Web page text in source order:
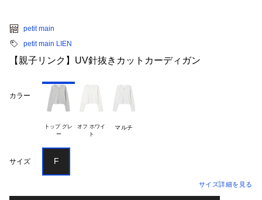
petit main
petit main LIEN
【親子リンク】UV針抜きカットカーディガン
カラー
トップ グレ
ー
オフ ホワイ
マルチ
サイズ F
サイズ詳細を見る